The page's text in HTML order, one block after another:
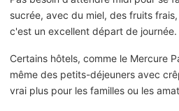
sucrée, avec du miel, des fruits
c'est un excellent départ de journée.
Certains hôtels, comme le Mercure
même des petits-déjeuners avec
vrai plus pour les familles ou les